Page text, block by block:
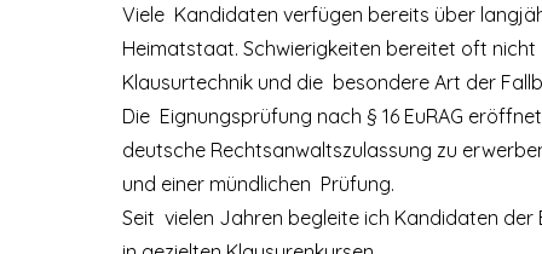
Viele Kandidaten verfügen bereits über
Heimatstaat. Schwierigkeiten bereitet oft
Klausurtechnik und die besondere Art der
Die Eignungsprüfung nach § 16 EuRAG
deutsche Rechtsanwaltszulassung zu
und einer mündlichen Prüfung.
Seit vielen Jahren begleite ich Kandidaten